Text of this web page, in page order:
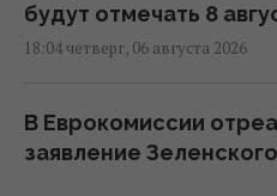
будут отмечать 8
18:04 четверг, 06 августа 2026
В Еврокомиссии
заявление